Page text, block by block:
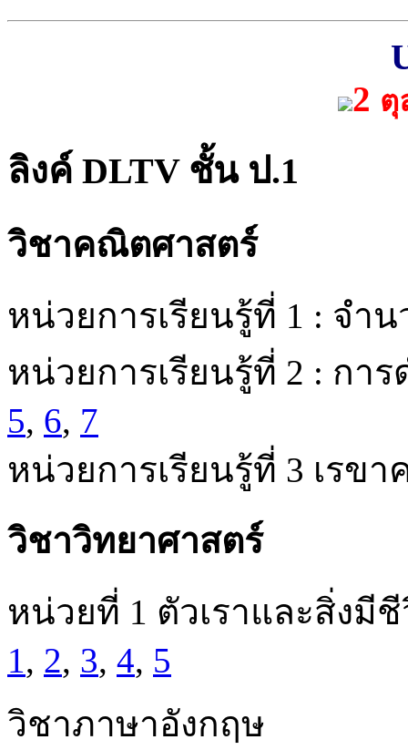
2 ตุ
ลิงค์ DLTV ชั้น ป.1
วิชาคณิตศาสตร์
หน่วยการเรียนรู้ที่ 1 : จำ
หน่วยการเรียนรู้ที่ 2 : กา
5, 6, 7
หน่วยการเรียนรู้ที่ 3 เรข
วิชาวิทยาศาสตร์
หน่วยที่ 1 ตัวเราและสิ่งมี
1, 2, 3, 4, 5
วิชาภาษาอังกฤษ